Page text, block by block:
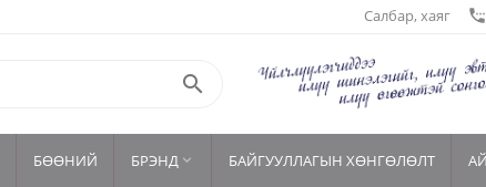
Салбар, хаяг settings_phone

БӨӨНИЙ БРЭНД  БАЙГУУЛЛАГЫН ХӨНГӨЛӨЛТ